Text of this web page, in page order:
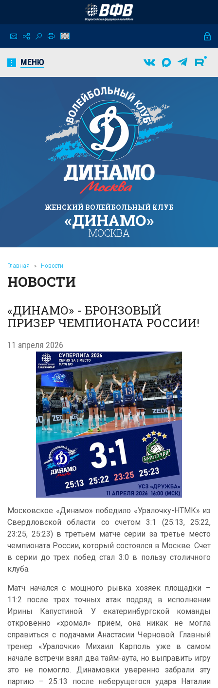
МЕНЮ
ЖЕНСКИЙ ВОЛЕЙБОЛЬНЫЙ КЛУБ
«ДИНАМО»
МОСКВА
Главная » Новости
НОВОСТИ
«ДИНАМО» - БРОНЗОВЫЙ
ПРИЗЕР ЧЕМПИОНАТА РОССИИ!
11 апреля 2026
Московское «Динамо» победило «Уралочку-НТМК» из
Свердловской области со счетом 3:1 (25:13, 25:22,
23:25, 25:23) в третьем матче серии за третье место
чемпионата России, который состоялся в Москве. Счет
в серии до трех побед стал 3:0 в пользу столичного
клуба.
Матч начался с мощного рывка хозяек площадки –
11:2 после трех точных атак подряд в исполнении
Ирины Капустиной. У екатеринбургской команды
откровенно «хромал» прием, она никак не могла
справиться с подачами Анастасии Черновой. Главный
тренер «Уралочки» Михаил Карполь уже в самом
начале встречи взял два тайм-аута, но выправить игру
это не помогло. Динамовки уверенно забрали эту
партию – 25:13 после неберущегося удара Наталии